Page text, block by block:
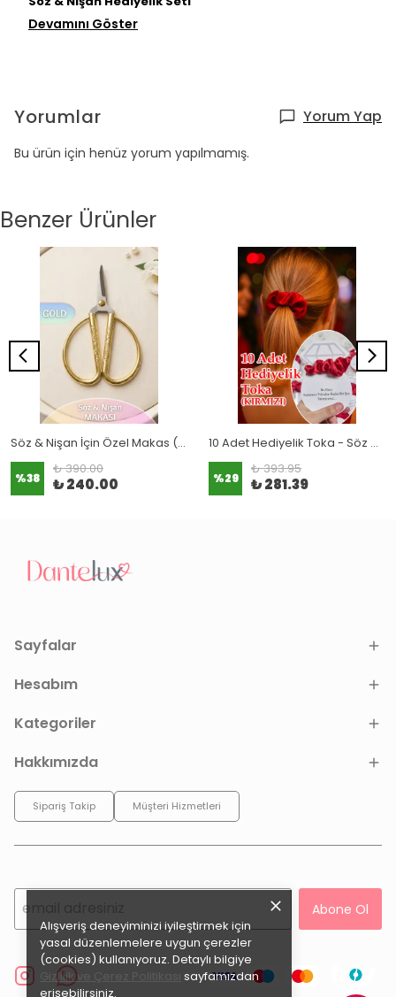
Alışveriş deneyiminizi iyileştirmek için
yasal düzenlemelere uygun çerezler
(cookies) kullanıyoruz. Detaylı bilgiye
Gizlilik ve Çerez Politikası
sayfamızdan
erişebilirsiniz.
Devamını Göster
Yorumlar Yorum Yap
Bu ürün için henüz yorum yapılmamış.
Benzer Ürünler
Söz & Nişan İçin Özel Makas (Paslanmaz Çelik)
%38
₺ 390.00
₺ 240.00
10 Adet Hediyelik Toka - Söz & Nişan & Kına Hediyesi
%29
₺ 393.95
₺ 281.39
Sayfalar
Hesabım
Kategoriler
Hakkımızda
Sipariş Takip Müşteri Hizmetleri
Abone Ol